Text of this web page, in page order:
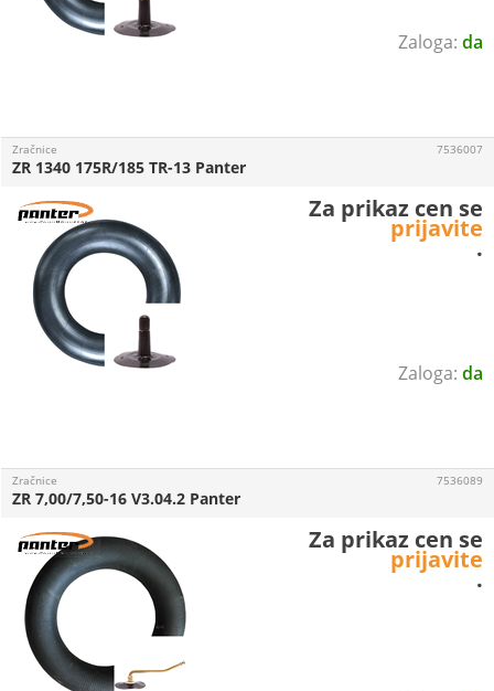
da
da
Zračnice
ZR 1340 175R/185 TR-13 Panter
7536007
Za prikaz cen se
prijavite
.
Zračnice
ZR 7,00/7,50-16 V3.04.2 Panter
7536089
Za prikaz cen se
prijavite
.